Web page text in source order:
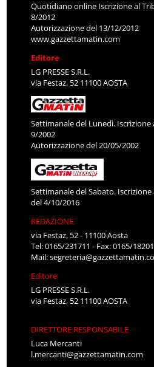
Quotidiano online Iscrizione al
8/2012
Autorizzazione del 13/12/2012
www.gazzettamatin.com
Editore
LG PRESSE S.R.L.
via Festaz, 52 11100 AOSTA
Settimanale del Lunedì. Iscrizione
9/2002
Autorizzazione del 20/05/2002
Settimanale del Sabato.
del 4/10/2016
REDAZIONE
via Festaz, 52 - 11100 Aosta
Tel: 0165/231711 - Fax: 0165/
Mail:
Editore
LG PRESSE S.R.L.
via Festaz, 52 11100 AOSTA
DIRETTORE RESPONSABILE
Luca Mercanti
l.mercanti@gazzettamatin.com